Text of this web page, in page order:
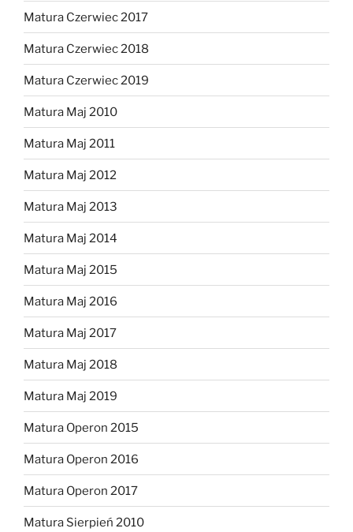
Matura Czerwiec 2017
Matura Czerwiec 2018
Matura Czerwiec 2019
Matura Maj 2010
Matura Maj 2011
Matura Maj 2012
Matura Maj 2013
Matura Maj 2014
Matura Maj 2015
Matura Maj 2016
Matura Maj 2017
Matura Maj 2018
Matura Maj 2019
Matura Operon 2015
Matura Operon 2016
Matura Operon 2017
Matura Sierpień 2010